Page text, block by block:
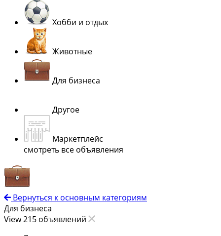
Хобби и отдых
Животные
Для бизнеса
Другое
Маркетплейс
смотреть все объявления
Вернуться к основным категориям
Для бизнеса
View 215 объявлений